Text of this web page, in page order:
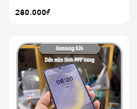
280.000₫